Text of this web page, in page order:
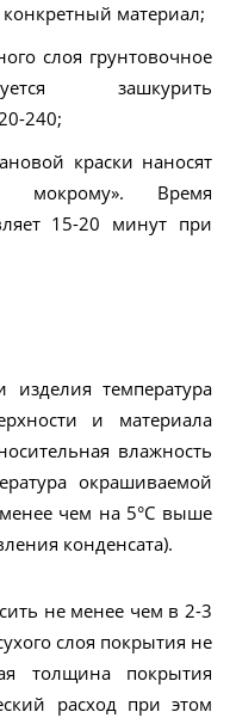
материал;
слоя грунтовочное
зашкурить
240;
краски наносят
мокрому». Время
15-20 минут при
температура
и материала
влажность
окрашиваемой
чем на 5°С выше
конденсата).
не менее чем в 2-3
слоя покрытия не
толщина покрытия
расход при этом